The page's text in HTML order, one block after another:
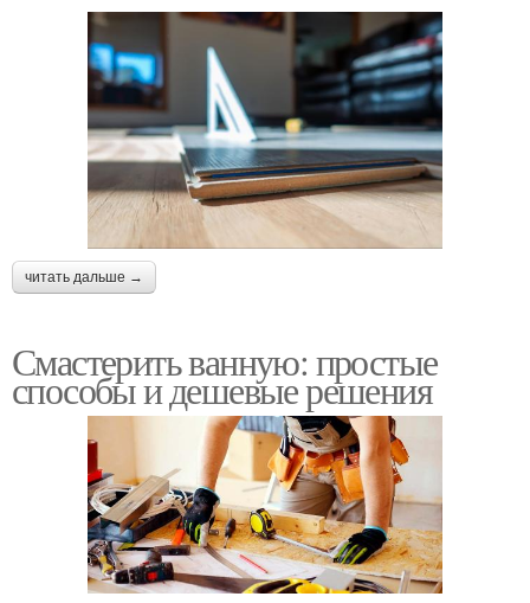
читать дальше →
Смастерить ванную: простые
способы и дешевые решения